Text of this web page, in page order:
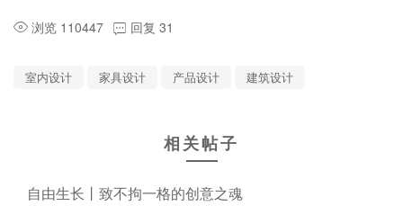
浏览 110447 回复 31
室内设计 家具设计 产品设计 建筑设计
相关帖子
自由生长丨致不拘一格的创意之魂